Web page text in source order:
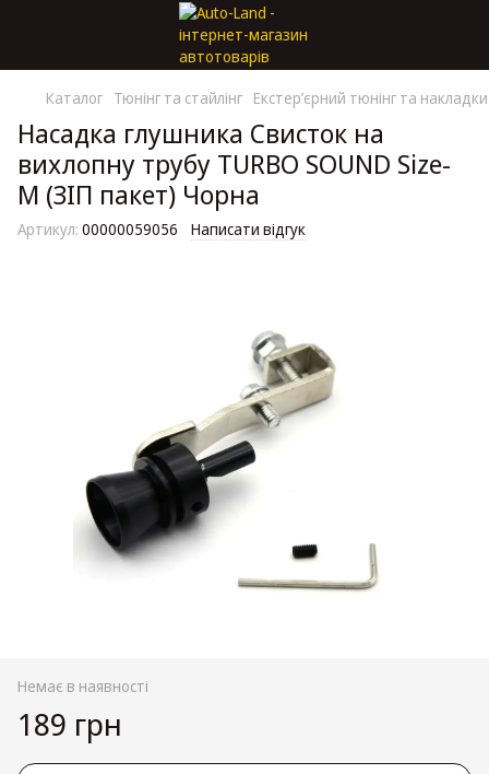
Каталог Тюнінг та стайлінг Екстер’єрний тюнінг та накладки
Насадка глушника Свисток на
вихлопну трубу TURBO SOUND Size-
M (ЗІП пакет) Чорна
Артикул: 00000059056 Написати відгук
Немає в наявності
189 грн